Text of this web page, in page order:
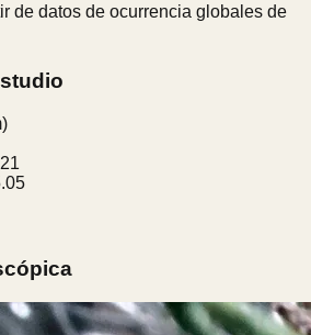
de datos de ocurrencia globales de